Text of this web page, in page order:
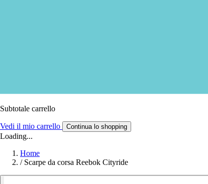
Subtotale carrello
Vedi il mio carrello Continua lo shopping
Loading...
Home
/ Scarpe da corsa Reebok Cityride